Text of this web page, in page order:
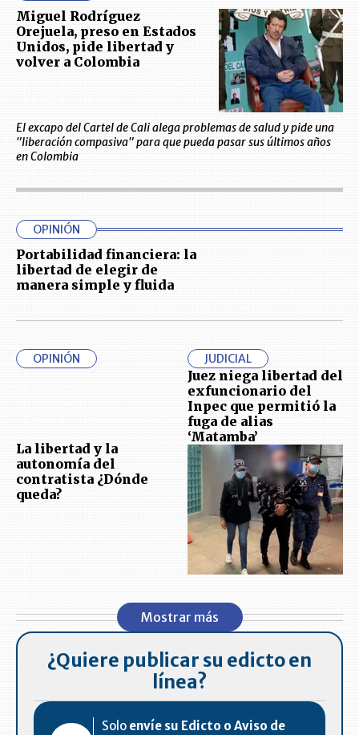
Miguel Rodríguez
Orejuela, preso en Estados
Unidos, pide libertad y
volver a Colombia
El excapo del Cartel de Cali alega problemas de salud y pide una
"liberación compasiva" para que pueda pasar sus últimos años
en Colombia
OPINIÓN
Portabilidad financiera: la
libertad de elegir de
manera simple y fluida
OPINIÓN
La libertad y la
autonomía del
contratista ¿Dónde
queda?
JUDICIAL
Juez niega libertad del
exfuncionario del
Inpec que permitió la
fuga de alias
‘Matamba’
Mostrar más
¿Quiere publicar su edicto en
línea?
Solo envíe su Edicto o Aviso de